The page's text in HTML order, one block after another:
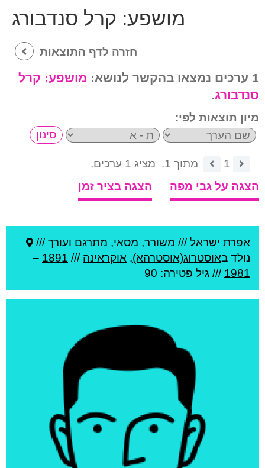
מושפע: קרל סנדבורג
חזרה לדף התוצאות
1 ערכים נמצאו בהקשר לנושא: מושפע: קרל
סנדבורג.
מיון תוצאות לפי:
1 מתוך 1.
מציג 1 ערכים.
הצגה על גבי מפה
הצגה בציר זמן
אפרת ישראל/// משורר, מסאי, מתרגם ועורך ///
נולד באוסטרוג(אוסטרהא), אוקראינה ///
1891
–
1981 /// גיל פטירה: 90